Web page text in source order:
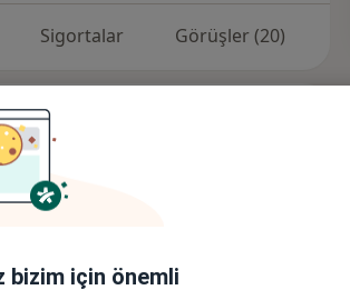
Sigortalar Görüşler (20)
Üniversitesi Cerrahpaşa Tıp
arasında 9 Eylül Tıp Fakültesi
hastalarına
bizim için önemli